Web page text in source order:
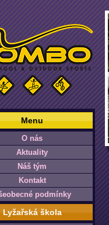
Menu
O nás
Aktuality
Náš tým
Kontakt
podmínky
Lyžařská škola